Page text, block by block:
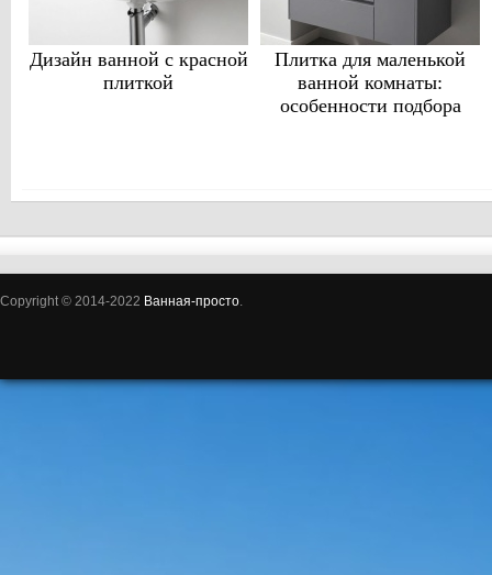
Дизайн ванной с красной
плиткой
Плитка для маленькой
ванной комнаты:
особенности подбора
Copyright © 2014-2022 Ванная-просто.